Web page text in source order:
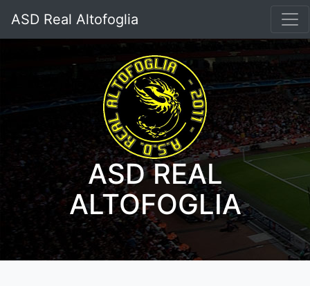
ASD Real Altofoglia
ASD REAL
ALTOFOGLIA